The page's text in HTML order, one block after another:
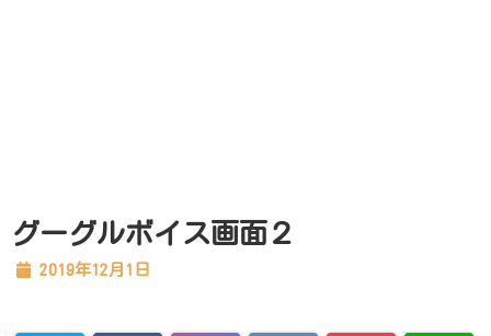
グーグルボイス画面２
2019年12月1日